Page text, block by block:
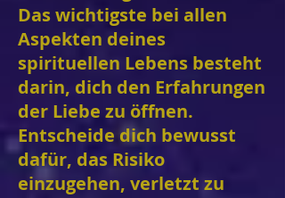
Das wichtigste bei allen
Aspekten deines
spirituellen Lebens besteht
darin, dich den Erfahrungen
der Liebe zu öffnen.
Entscheide dich bewusst
dafür, das Risiko
einzugehen, verletzt zu